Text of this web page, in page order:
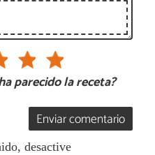
parecido la receta?
Enviar comentario
desactive